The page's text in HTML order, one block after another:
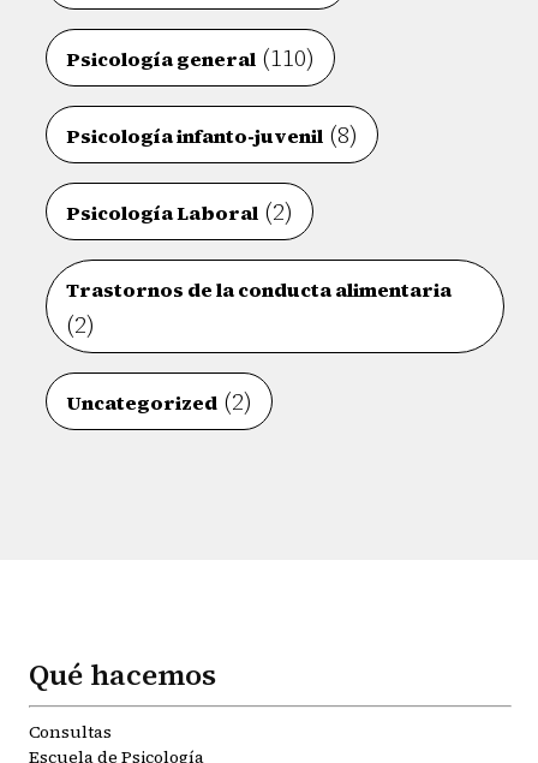
Psicología general (110)
Psicología infanto-juvenil (8)
Psicología Laboral (2)
Trastornos de la conducta alimentaria
(2)
Uncategorized (2)
Qué hacemos
Consultas
Escuela de Psicología